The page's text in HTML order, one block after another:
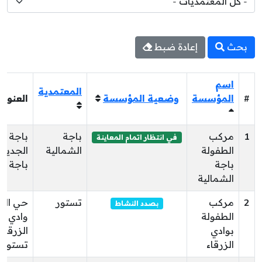
بحث إعادة ضبط
#
اسم
المؤسسة
وضعية المؤسسة
المعتمدية
1
مركب
الطفولة
باجة
الشمالية
في انتظار اتمام المعاينة
باجة
الشمالية
باجة
باجة
2
مركب
الطفولة
بوادي
الزرقاء
بصدد النشاط تستور
حي
وادي
الزرقاء
تستور